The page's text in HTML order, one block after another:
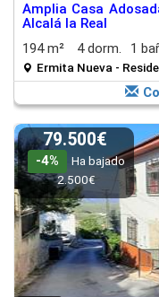
Amplia Casa
Alcalá la Real
194 m²
4 dorm. 1
Ermita Nueva -
79.500€
-4%
Ha bajado
2.500€